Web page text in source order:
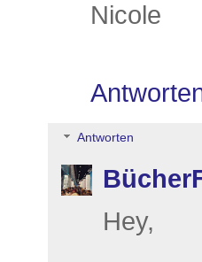
Nicole
Antworten
Hey,